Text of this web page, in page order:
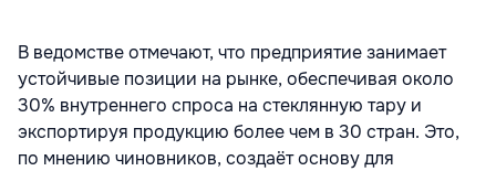
В ведомстве отмечают, что предприятие занимает
устойчивые позиции на рынке, обеспечивая около
30% внутреннего спроса на стеклянную тару и
экспортируя продукцию более чем в 30 стран. Это,
по мнению чиновников, создаёт основу для